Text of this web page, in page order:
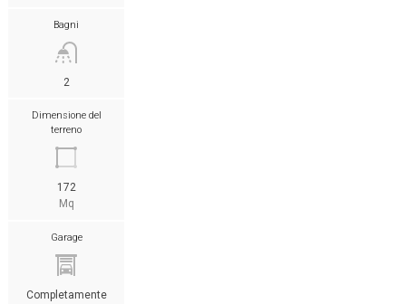
Bagni
2
Dimensione del
terreno
172
Mq
Garage
Completamente